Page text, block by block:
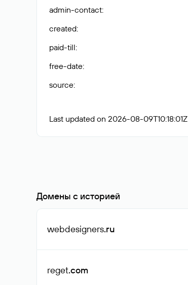
admin-contact:
created:
paid-till:
free-date:
source:
Last updated on 2026-08-09T10:18:01Z
Домены с историей
webdesigners.ru
reget.com